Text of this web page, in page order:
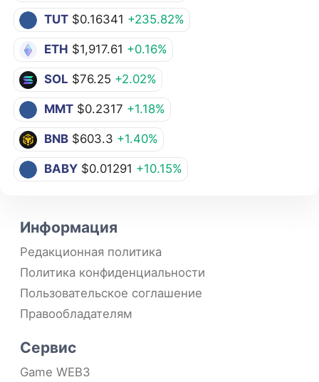
TUT $0.16341 +235.82%
ETH $1,917.61 +0.16%
SOL $76.25 +2.02%
MMT $0.2317 +1.18%
BNB $603.3 +1.40%
BABY $0.01291 +10.15%
Информация
Редакционная политика
Политика конфиденциальности
Пользовательское соглашение
Правообладателям
Сервис
Game WEB3